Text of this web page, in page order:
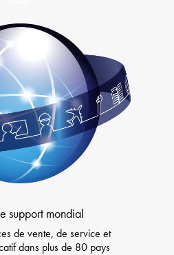
support mondial
de vente, de service et
dans plus de 80 pays